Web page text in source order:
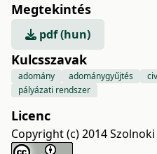
Megtekintés
pdf (hun)
Kulcsszavak
adomány adománygyűjtés
pályázati rendszer
Licenc
Copyright (c) 2014